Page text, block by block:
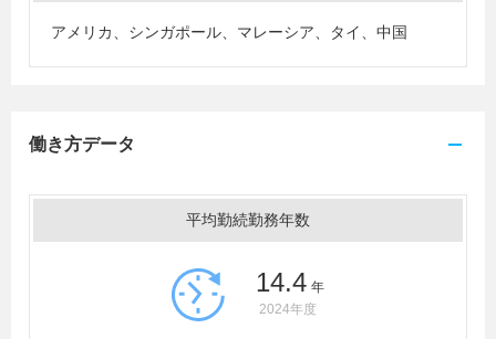
アメリカ、シンガポール、マレーシア、タイ、中国
働き方データ
平均勤続勤務年数
14.4 年
2024年度